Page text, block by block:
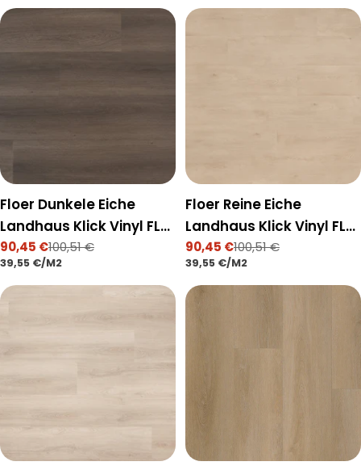
Floer Dunkele Eiche
Landhaus Klick Vinyl FLR-
3757
Verkaufspreis
90,45 €
Regulärer
Preis
100,51 €
STÜCKPREIS
39,55 €/PRO
M2
Floer Reine Eiche
Landhaus Klick Vinyl FLR-
3751
Verkaufspreis
90,45 €
Regulärer
Preis
100,51 €
STÜCKPREIS
39,55 €/PRO
M2